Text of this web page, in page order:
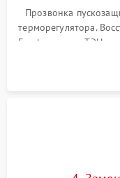
Прозвонка
терморегулятора.
Frost, включая ТЭН
платы